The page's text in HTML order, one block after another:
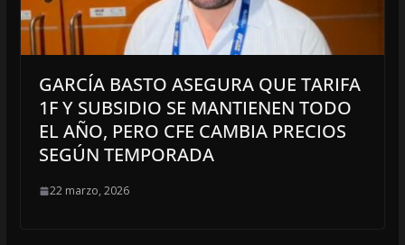
GARCÍA BASTO ASEGURA QUE TARIFA
1F Y SUBSIDIO SE MANTIENEN TODO
EL AÑO, PERO CFE CAMBIA PRECIOS
SEGÚN TEMPORADA
22 marzo, 2026